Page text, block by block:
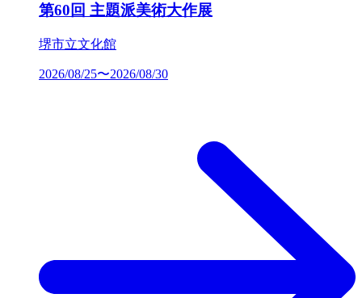
第60回 主題派美術大作展
堺市立文化館
2026/08/25〜2026/08/30